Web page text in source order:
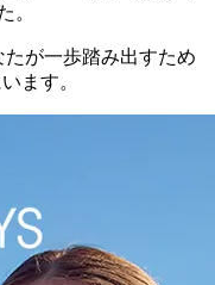
。​
が一歩踏み出すため
ます。